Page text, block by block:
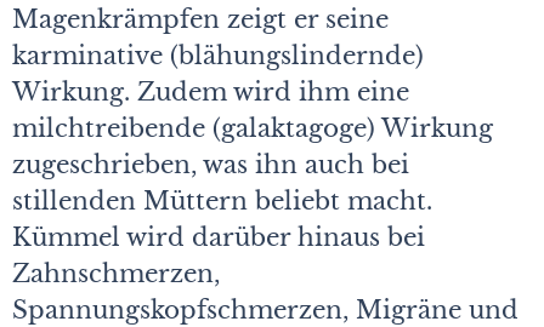
Magenkrämpfen zeigt er seine
karminative (blähungslindernde)
Wirkung. Zudem wird ihm eine
milchtreibende (galaktagoge) Wirkung
zugeschrieben, was ihn auch bei
stillenden Müttern beliebt macht.
Kümmel wird darüber hinaus bei
Zahnschmerzen,
Spannungskopfschmerzen, Migräne und